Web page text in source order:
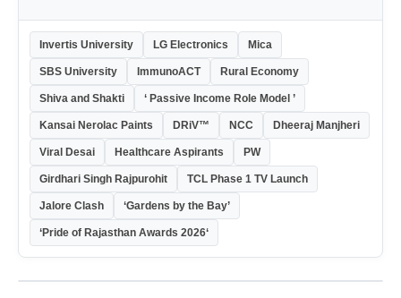
Invertis University LG Electronics Mica
SBS University ImmunoACT Rural Economy
Shiva and Shakti ‘ Passive Income Role Model ’
Kansai Nerolac Paints DRiV™ NCC Dheeraj Manjheri
Viral Desai Healthcare Aspirants PW
Girdhari Singh Rajpurohit TCL Phase 1 TV Launch
Jalore Clash ‘Gardens by the Bay’
‘Pride of Rajasthan Awards 2026‘